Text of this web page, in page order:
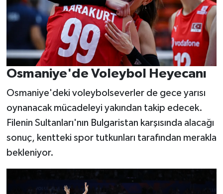
Osmaniye'de Voleybol Heyecanı
Osmaniye'deki voleybolseverler de gece yarısı
oynanacak mücadeleyi yakından takip edecek.
Filenin Sultanları'nın Bulgaristan karşısında alacağı
sonuç, kentteki spor tutkunları tarafından merakla
bekleniyor.